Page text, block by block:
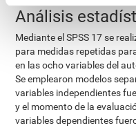
Análisis
Mediante el SPSS 17 se
para medidas repetidas
en las ocho variables del
Se emplearon modelos
variables independientes
y el momento de la
variables dependientes